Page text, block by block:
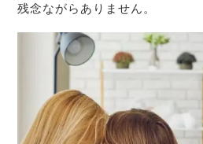
残念ながらありません。